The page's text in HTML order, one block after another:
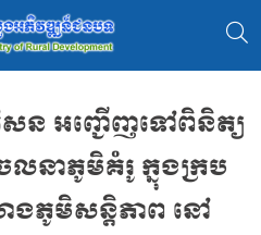
ែន អញ្ជើញទៅពិនិត្យ
នាភូមិគំរូ ក្នុងក្រប
ងភូមិសន្តិភាព នៅ